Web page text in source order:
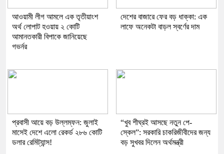
আওয়ামী লীগ আমলে এক তৃতীয়াংশ
অর্থ লোপাট হওয়ায় ২ কোটি
আমানতকারী বিপাকে জানিয়েছে
গভর্নর
দেশের বাজারে ফের বড় ধাক্কা: এক
লাফে অনেকটা বাড়ল স্বর্ণের দাম
প্রবাসী আয়ে বড় উল্লম্ফন: জুলাই
মাসেই দেশে এলো রেকর্ড ২৮৬ কোটি
ডলার রেমিট্যান্স!
“খুব শীঘ্রই আসছে নতুন পে-
স্কেল”: সরকারি চাকরিজীবীদের জন্য
বড় সুখবর দিলেন অর্থমন্ত্রী